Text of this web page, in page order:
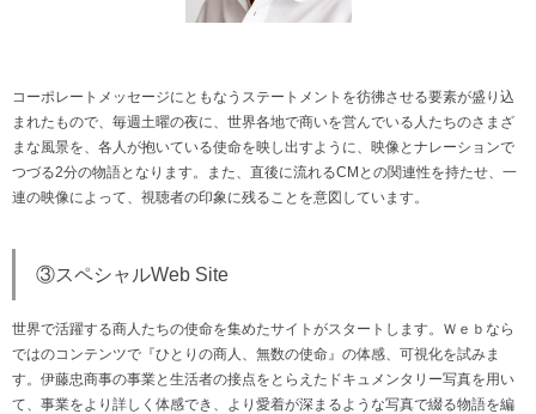
コーポレートメッセージにともなうステートメントを彷彿させる要素が盛り込
まれたもので、毎週土曜の夜に、世界各地で商いを営んでいる人たちのさまざ
まな風景を、各人が抱いている使命を映し出すように、映像とナレーションで
つづる2分の物語となります。また、直後に流れるCMとの関連性を持たせ、一
連の映像によって、視聴者の印象に残ることを意図しています。
③スペシャルWeb Site
世界で活躍する商人たちの使命を集めたサイトがスタートします。Ｗｅｂなら
ではのコンテンツで『ひとりの商人、無数の使命』の体感、可視化を試みま
す。伊藤忠商事の事業と生活者の接点をとらえたドキュメンタリー写真を用い
て、事業をより詳しく体感でき、より愛着が深まるような写真で綴る物語を編